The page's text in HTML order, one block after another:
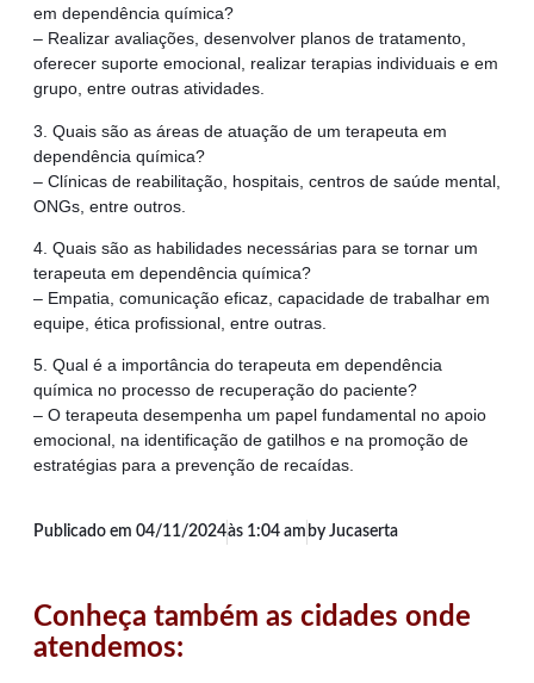
em dependência química?
– Realizar avaliações, desenvolver planos de tratamento,
oferecer suporte emocional, realizar terapias individuais e em
grupo, entre outras atividades.
3. Quais são as áreas de atuação de um terapeuta em
dependência química?
– Clínicas de reabilitação, hospitais, centros de saúde mental,
ONGs, entre outros.
4. Quais são as habilidades necessárias para se tornar um
terapeuta em dependência química?
– Empatia, comunicação eficaz, capacidade de trabalhar em
equipe, ética profissional, entre outras.
5. Qual é a importância do terapeuta em dependência
química no processo de recuperação do paciente?
– O terapeuta desempenha um papel fundamental no apoio
emocional, na identificação de gatilhos e na promoção de
estratégias para a prevenção de recaídas.
Publicado em 04/11/2024às 1:04 am by Jucaserta
Conheça também as cidades onde
atendemos: